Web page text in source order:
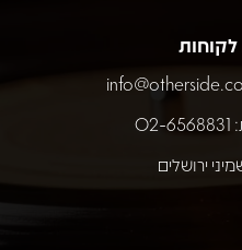
לקוחות
ירושלים